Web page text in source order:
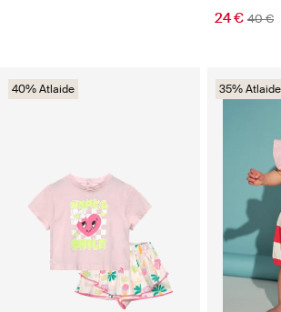
24 € 40 €
40% Atlaide 35% Atlaide